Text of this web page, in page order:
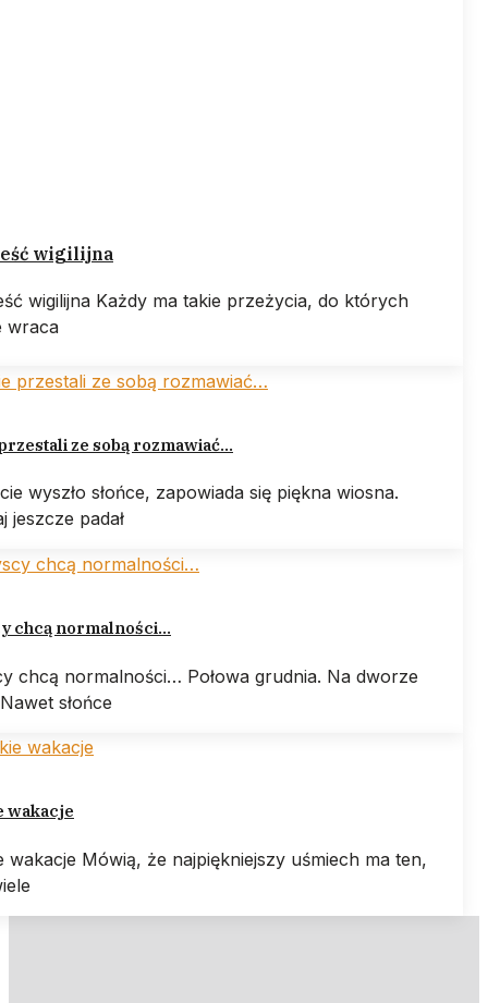
wigilijna
wigilijna Każdy ma takie przeżycia, do których
wraca
ze sobą rozmawiać…
wyszło słońce, zapowiada się piękna wiosna.
jeszcze padał
chcą normalności…
chcą normalności… Połowa grudnia. Na dworze
słońce
wakacje
wakacje Mówią, że najpiękniejszy uśmiech ma ten,